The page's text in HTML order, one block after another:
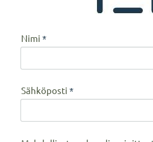
Nimi *
Sähköposti *